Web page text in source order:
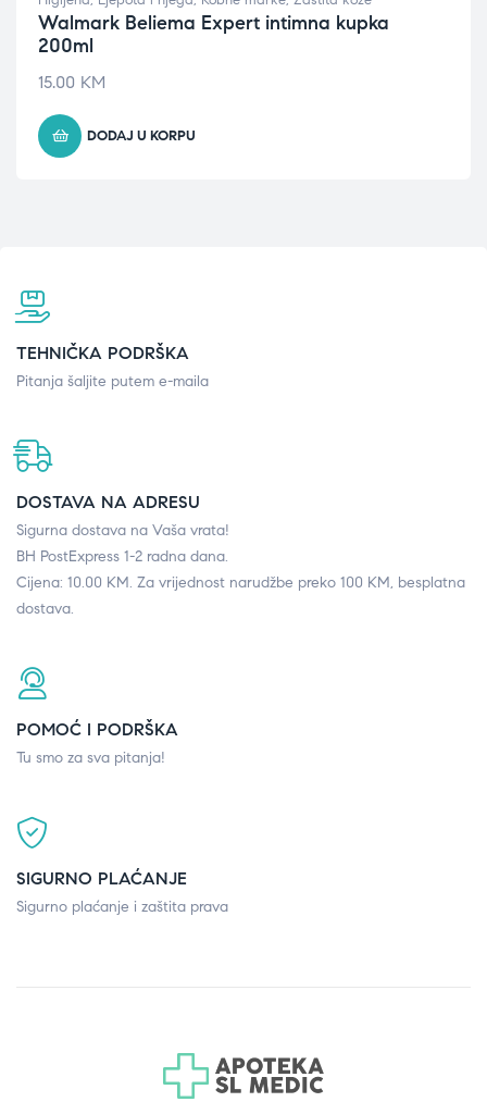
Walmark Beliema Expert intimna kupka
200ml
15.00 KM
DODAJ U KORPU
TEHNIČKA PODRŠKA
Pitanja šaljite putem e-maila
DOSTAVA NA ADRESU
Sigurna dostava na Vaša vrata!
BH PostExpress 1-2 radna dana.
Cijena: 10.00 KM. Za vrijednost narudžbe preko 100 KM, besplatna
dostava.
POMOĆ I PODRŠKA
Tu smo za sva pitanja!
SIGURNO PLAĆANJE
Sigurno plaćanje i zaštita prava